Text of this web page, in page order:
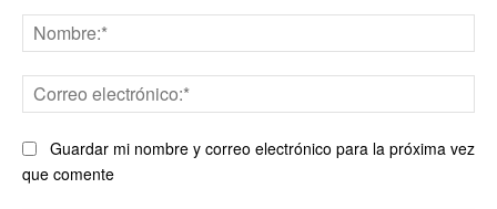
Guardar mi nombre y correo electrónico para la próxima vez
que comente